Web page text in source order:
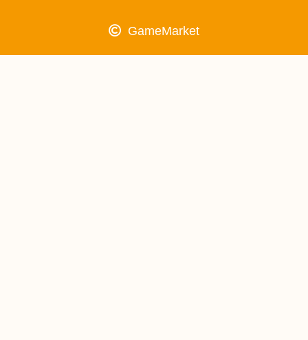
GameMarket